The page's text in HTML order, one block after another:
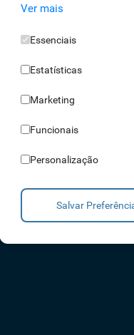
Ver mais
Essenciais
Estatísticas
Marketing
Funcionais
Personalização
Salvar